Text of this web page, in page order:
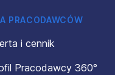
PRACODAWCÓW
i cennik
Pracodawcy 360°